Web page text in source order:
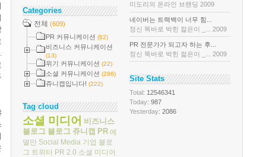
Categories
전체 (609)
PR 커뮤니케이션 (62)
비즈니스 커뮤니케이션
(13)
위기 커뮤니케이션 (22)
소셜 커뮤니케이션 (286)
쥬니캡입니다! (222)
Tag cloud
소셜 미디어 비즈니스
블로그 블로그 쥬니캡 PR 에
델만 Social Media 기업 블로
그 트위터 PR 2.0 소셜 미디어
미도리의 온라인 브랜딩 2009
네이버는 트랙백이 너무 힘...
정신 똑바로 박힌 젊은이 _... 2009
PR 전문가가 되고자 하는 후...
정신 똑바로 박힌 젊은이 _... 2009
Site Stats
Total: 12546341
Today: 987
Yesterday: 2086